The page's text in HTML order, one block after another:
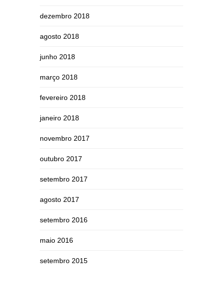
dezembro 2018
agosto 2018
junho 2018
março 2018
fevereiro 2018
janeiro 2018
novembro 2017
outubro 2017
setembro 2017
agosto 2017
setembro 2016
maio 2016
setembro 2015